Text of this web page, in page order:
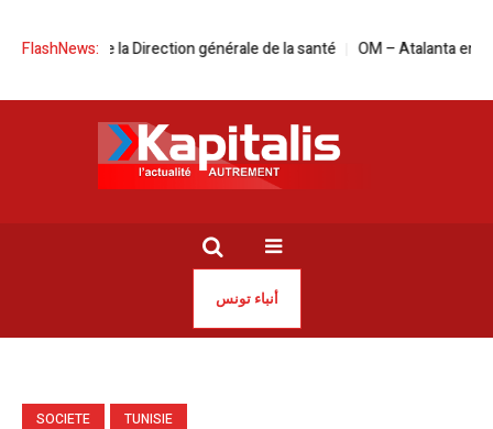
FlashNews:
la tête de la Direction générale de la santé OM – Atalanta en live
أنباء تونس
SOCIETE TUNISIE